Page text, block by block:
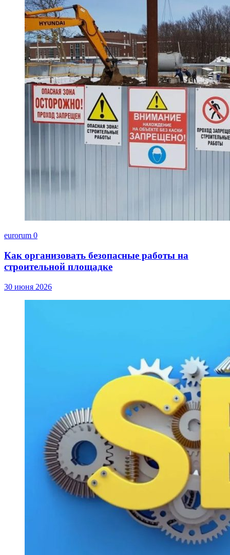
eurorum 0
Как организовать безопасные работы на
строительной площадке
30 июня 2026